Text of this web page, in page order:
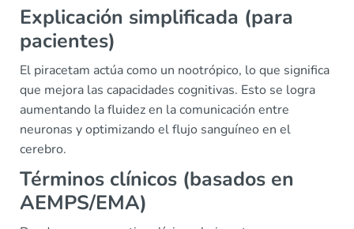
Explicación simplificada (para
pacientes)
El piracetam actúa como un nootrópico, lo que significa
que mejora las capacidades cognitivas. Esto se logra
aumentando la fluidez en la comunicación entre
neuronas y optimizando el flujo sanguíneo en el
cerebro.
Términos clínicos (basados en
AEMPS/EMA)